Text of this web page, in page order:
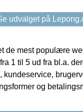
udvalget på
de mest populære
1 til 5 ud fra bl.a.
kundeservice,
og